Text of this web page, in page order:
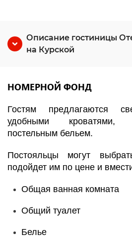
Описание гостиницы
на Курской
НОМЕРНОЙ ФОНД
Гостям предлагаются
удобными кроватями,
постельным бельем.
Постояльцы могут
подойдет им по цене и
Общая ванная комната
Общий туалет
Белье